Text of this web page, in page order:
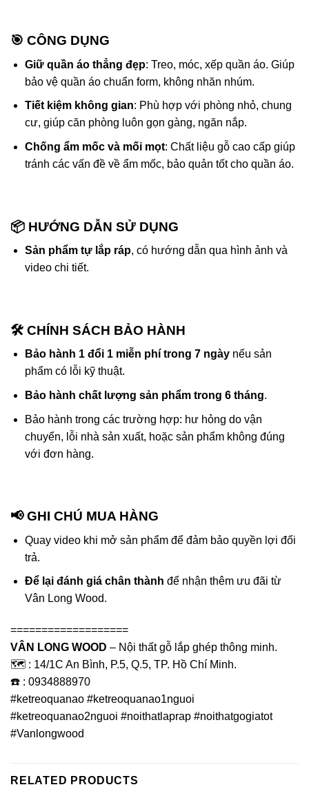
🎯 CÔNG DỤNG
Giữ quần áo thẳng đẹp: Treo, móc, xếp quần áo. Giúp
bảo vệ quần áo chuẩn form, không nhăn nhúm.
Tiết kiệm không gian: Phù hợp với phòng nhỏ, chung
cư, giúp căn phòng luôn gọn gàng, ngăn nắp.
Chống ẩm mốc và mối mọt: Chất liệu gỗ cao cấp giúp
tránh các vấn đề về ẩm mốc, bảo quản tốt cho quần áo.
📦 HƯỚNG DẪN SỬ DỤNG
Sản phẩm tự lắp ráp, có hướng dẫn qua hình ảnh và
video chi tiết.
🛠️ CHÍNH SÁCH BẢO HÀNH
Bảo hành 1 đổi 1 miễn phí trong 7 ngàynếu sản
phẩm có lỗi kỹ thuật.
Bảo hành chất lượng sản phẩm trong 6 tháng.
Bảo hành trong các trường hợp: hư hỏng do vận
chuyển, lỗi nhà sản xuất, hoặc sản phẩm không đúng
với đơn hàng.
📢GHI CHÚ MUA HÀNG
Quay video khi mở sản phẩm để đảm bảo quyền lợi đổi
trả.
Để lại đánh giá chân thành để nhận thêm ưu đãi từ
Vân Long Wood.
===================
VÂN LONG WOOD – Nội thất gỗ lắp ghép thông minh.
🗺️ : 14/1C An Bình, P.5, Q.5, TP. Hồ Chí Minh.
☎️ : 0934888970
#ketreoquanao #ketreoquanao1nguoi
#ketreoquanao2nguoi #noithatlaprap #noithatgogiatot
#Vanlongwood
RELATED PRODUCTS